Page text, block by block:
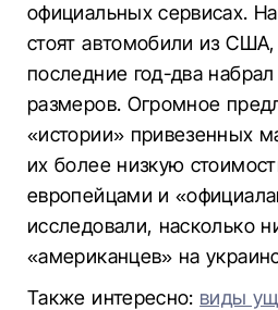
официальных сервисах.
стоят автомобили из
последние год-два
размеров. Огромное
«истории» привезенных
их более низкую
европейцами и
исследовали, насколько
«американцев» на
Также интересно: виды